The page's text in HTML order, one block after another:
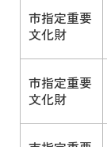
市指定重要
文化財
市指定重要
文化財